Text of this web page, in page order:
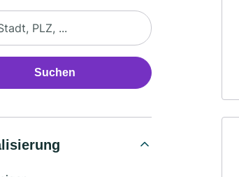
Ort
Suchen